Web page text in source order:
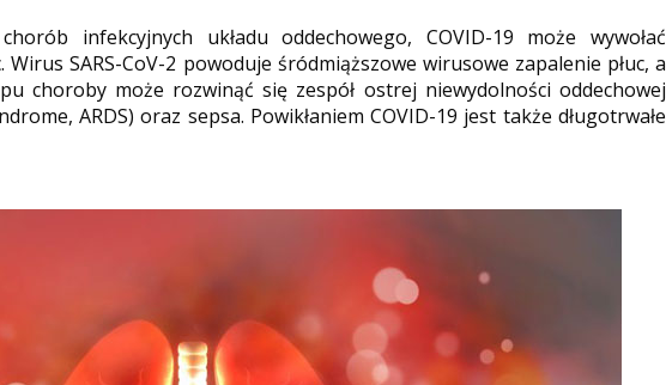
infekcyjnych układu oddechowego, COVID-19 może wywołać
Wirus SARS-CoV-2 powoduje śródmiąższowe wirusowe zapalenie płuc, a
choroby może rozwinąć się zespół ostrej niewydolności oddechowej
ARDS) oraz sepsa. Powikłaniem COVID-19 jest także długotrwałe